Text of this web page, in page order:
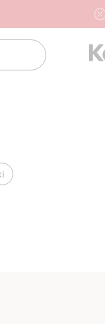
ofertę, również z
Newbie oraz na